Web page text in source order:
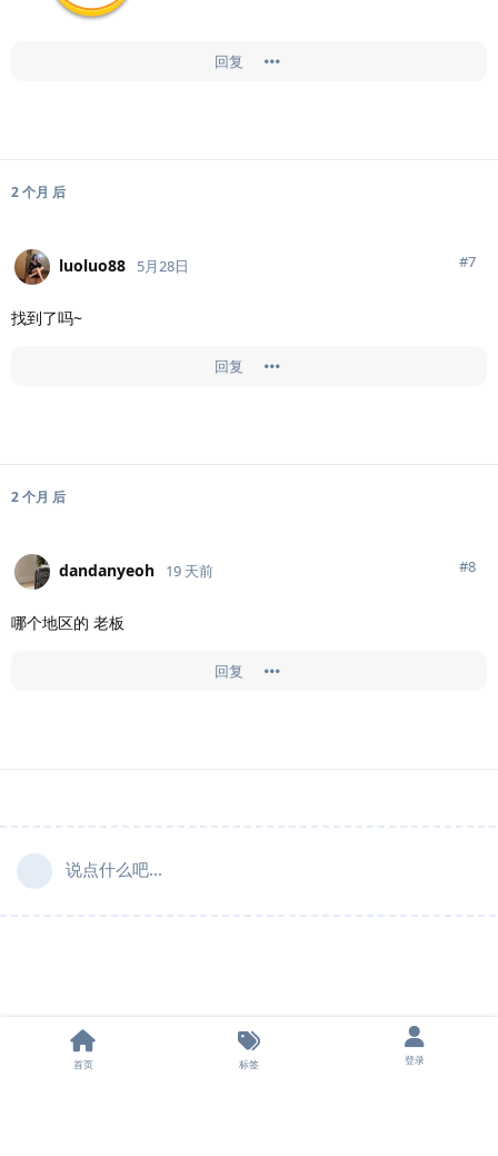
回复
2 个月 后
luoluo88 5月28日 #7
找到了吗~
回复
2 个月 后
dandanyeoh 19 天前 #8
哪个地区的 老板
回复
说点什么吧...
首页 标签 登录